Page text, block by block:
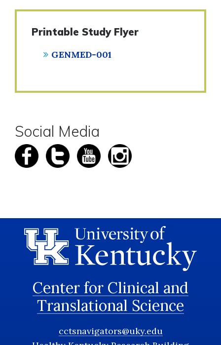
Printable Study Flyer
GENMED-001
Social Media
Center for Clinical and
Translational Science
cctsnavigators@uky.edu